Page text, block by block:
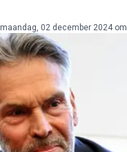
maandag, 02 december 2024